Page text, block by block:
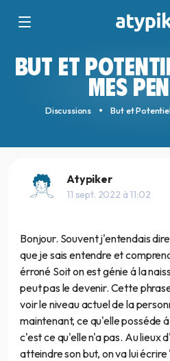
BUT ET
MES
Discussions But et
Atypiker
11 sept. 2022 à 11:02
Bonjour. Souvent j'entendais
que je sais entendre et
érroné Soit on est génie á la
peut pas le devenir. Cette
voir le niveau actuel de la
maintenant, ce qu'elle posséde
c'est ce qu'elle n'a pas. Au lieux
atteindre son but, on va lui